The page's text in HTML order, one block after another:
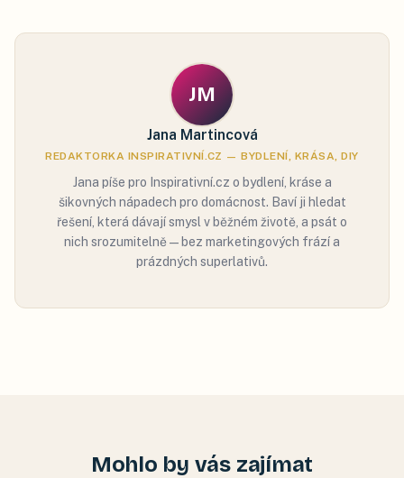
JM
Jana Martincová
REDAKTORKA INSPIRATIVNÍ.CZ — BYDLENÍ, KRÁSA, DIY
Jana píše pro Inspirativní.cz o bydlení, kráse a
šikovných nápadech pro domácnost. Baví ji hledat
řešení, která dávají smysl v běžném životě, a psát o
nich srozumitelně — bez marketingových frází a
prázdných superlativů.
Mohlo by vás zajímat